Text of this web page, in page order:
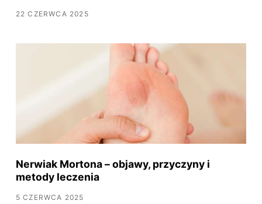
22 CZERWCA 2025
Nerwiak Mortona – objawy, przyczyny i
metody leczenia
5 CZERWCA 2025